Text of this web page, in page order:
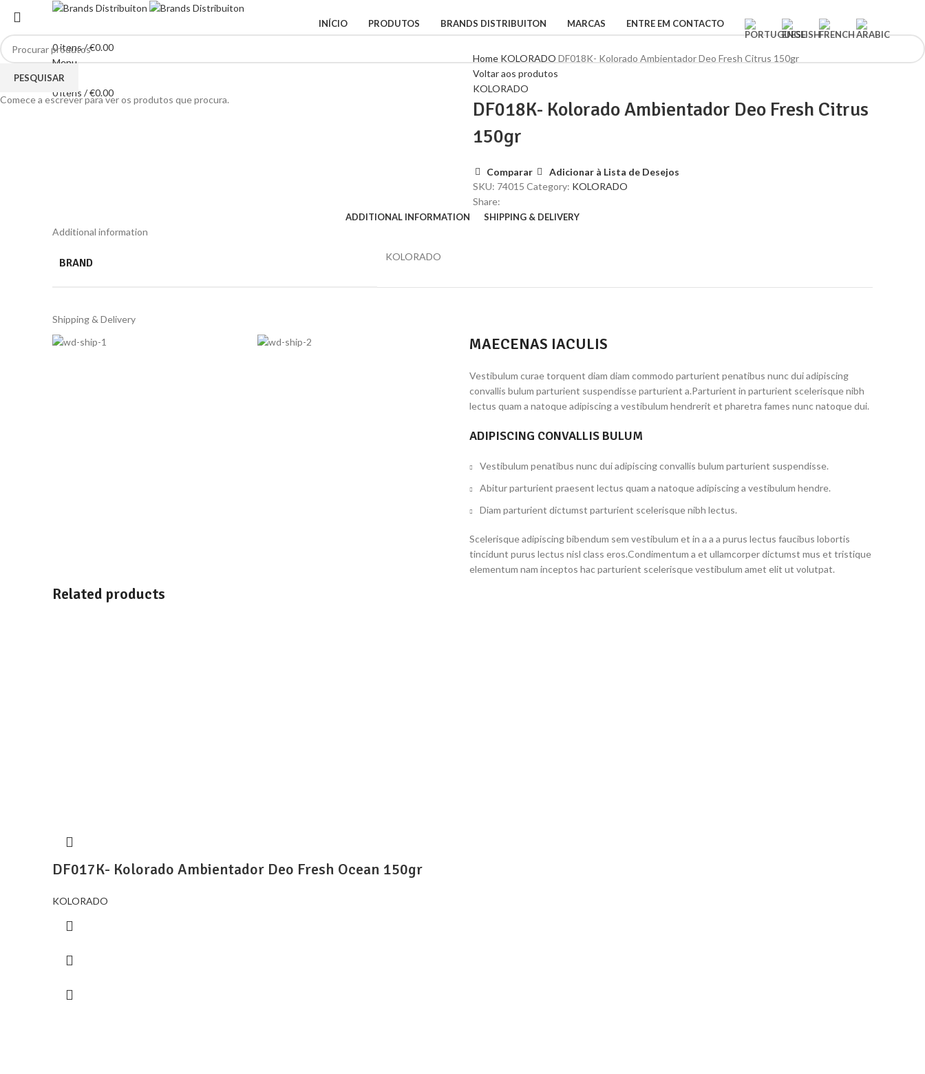
INÍCIO PRODUTOS BRANDS DISTRIBUITON MARCAS ENTRE EM CONTACTO
0itens/€0.00
Menu
0itens /€0.00
Home KOLORADO DF018K- Kolorado Ambientador Deo Fresh Citrus 150gr
Voltar aos produtos
KOLORADO
DF018K- Kolorado Ambientador Deo Fresh Citrus
150gr
Comparar
Adicionar à Lista de Desejos
SKU: 74015 Category: KOLORADO
Share:
ADDITIONAL INFORMATION SHIPPING & DELIVERY
Additional information
BRAND KOLORADO
Shipping & Delivery
MAECENAS IACULIS
Vestibulum curae torquent diam diam commodo parturient penatibus nunc dui adipiscing
convallis bulum parturient suspendisse parturient a.Parturient in parturient scelerisque nibh
lectus quam a natoque adipiscing a vestibulum hendrerit et pharetra fames nunc natoque dui.
ADIPISCING CONVALLIS BULUM
Vestibulum penatibus nunc dui adipiscing convallis bulum parturient suspendisse.
Abitur parturient praesent lectus quam a natoque adipiscing a vestibulum hendre.
Diam parturient dictumst parturient scelerisque nibh lectus.
Scelerisque adipiscing bibendum sem vestibulum et in a a a purus lectus faucibus lobortis
tincidunt purus lectus nisl class eros.Condimentum a et ullamcorper dictumst mus et tristique
elementum nam inceptos hac parturient scelerisque vestibulum amet elit ut volutpat.
Related products
DF017K- Kolorado Ambientador Deo Fresh Ocean 150gr
KOLORADO
PESQUISAR
Comece a escrever para ver os produtos que procura.